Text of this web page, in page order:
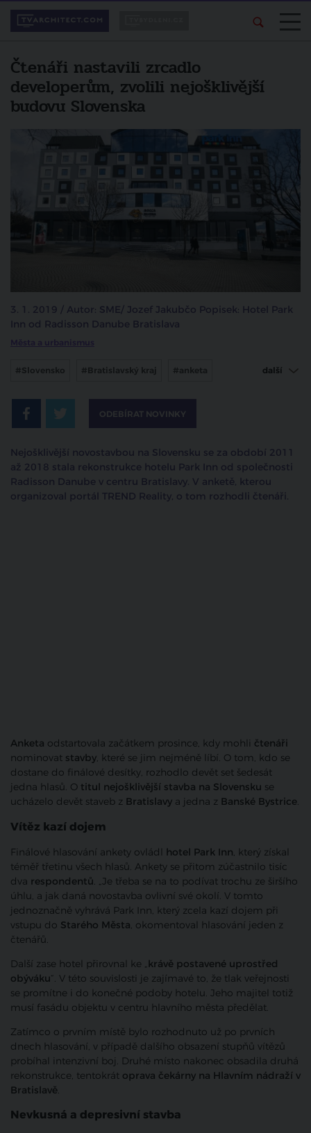
Čtenáři nastavili zrcadlo
developerům, zvolili nejošklivější
budovu Slovenska
3. 1. 2019 / Autor: SME/ Jozef Jakubčo Popisek: Hotel Park
Inn od Radisson Danube Bratislava
Města a urbanismus
#Slovensko #Bratislavský kraj #anketa
#developeři
další
ODEBÍRAT NOVINKY
Nejošklivější novostavbou na Slovensku se za období 2011
až 2018 stala rekonstrukce hotelu Park Inn od společnosti
Radisson Danube v centru Bratislavy. V anketě, kterou
organizoval portál TREND Reality, o tom rozhodli čtenáři.
Anketa odstartovala začátkem prosince, kdy mohli čtenáři
nominovat stavby, které se jim nejméně líbí. O tom, kdo se
dostane do finálové desítky, rozhodlo devět set šedesát
jedna hlasů. O titul nejošklivější stavba na Slovensku se
ucházelo devět staveb z Bratislavy a jedna z Banské Bystrice.
Vítěz kazí dojem
Finálové hlasování ankety ovládl hotel Park Inn, který získal
téměř třetinu všech hlasů. Ankety se přitom zúčastnilo tisíc
dva respondentů. „Je třeba se na to podívat trochu ze širšího
úhlu, a jak daná novostavba ovlivní své okolí. V tomto
jednoznačně vyhrává Park Inn, který zcela kazí dojem při
vstupu do Starého Města, okomentoval hlasování jeden z
čtenářů.
Další zase hotel přirovnal ke „krávě postavené uprostřed
obýváku“. V této souvislosti je zajímavé to, že tlak veřejnosti
se promítne i do konečné podoby hotelu. Jeho majitel totiž
musí fasádu objektu v centru hlavního města předělat.
Zatímco o prvním místě bylo rozhodnuto už po prvních
dnech hlasování, v případě dalšího obsazení stupňů vítězů
probíhal intenzivní boj. Druhé místo nakonec obsadila druhá
rekonstrukce, tentokrát oprava čekárny na Hlavním nádraží v
Bratislavě.
Nevkusná a depresivní stavba